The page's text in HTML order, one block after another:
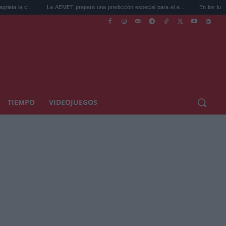
La AEMET prepara una predicción especial para el e... En los lugares más
TIEMPO VIDEOJUEGOS